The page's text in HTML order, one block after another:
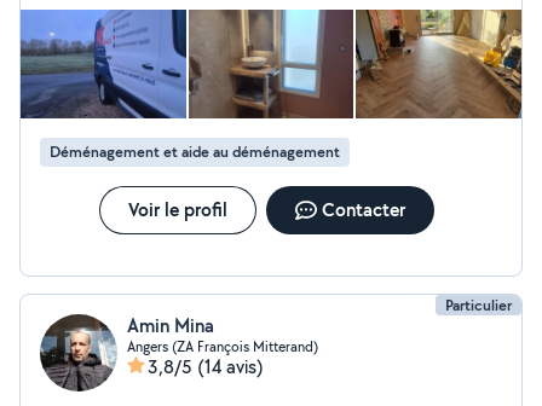
même réparé un garde-boue sur le camion loué. J’ai beaucoup
apprécié leur gentillesse, leur disponibilité et leur sens du
service. Je recommande vivement.
Déménagement et aide au déménagement
Voir le profil Contacter
Particulier
Amin Mina
Angers (ZA François Mitterand)
3,8/5 (14 avis)